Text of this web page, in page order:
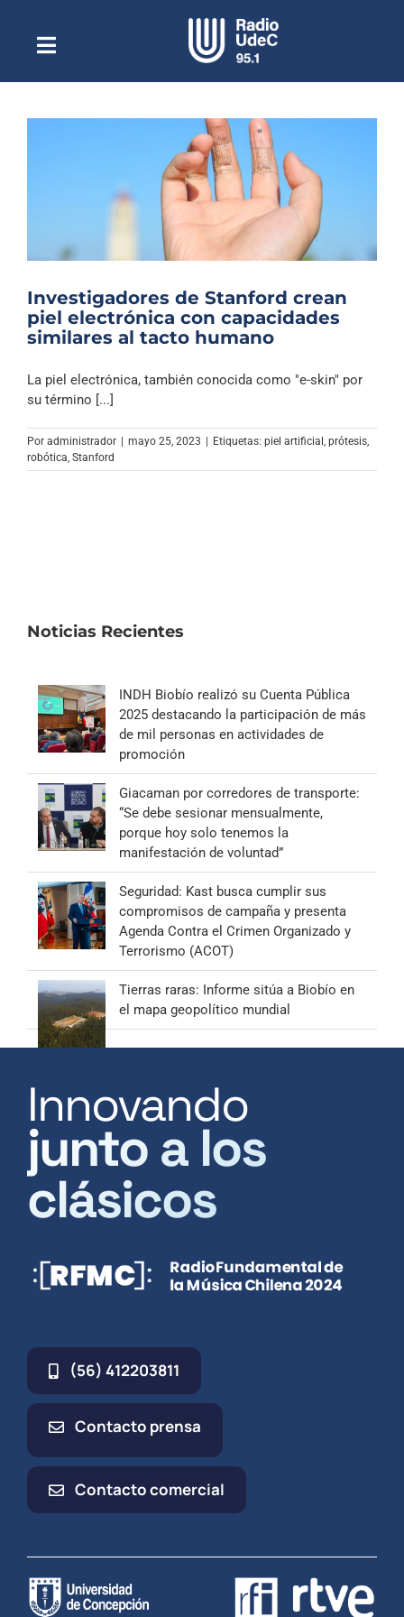
contenidoToggle
NavigationEscuchar Radio UdeC en vivo
Quiénes Somos
Programación
Podcast
Noticias
Columnas
Música Clásica
Especiales
Investigadores de Stanford crean
piel electrónica con capacidades
similares al tacto humano
La piel electrónica, también conocida como "e-skin" por
su término [...]
Por administrador | mayo 25, 2023 | Etiquetas: piel artificial prótesis
robótica Stanford
Noticias Recientes
INDH Biobío realizó su Cuenta Pública
2025 destacando la participación de más
de mil personas en actividades de
promoción
Giacaman por corredores de transporte:
“Se debe sesionar mensualmente,
porque hoy solo tenemos la
manifestación de voluntad”
Seguridad: Kast busca cumplir sus
compromisos de campaña y presenta
Agenda Contra el Crimen Organizado y
Terrorismo (ACOT)
Tierras raras: Informe sitúa a Biobío en
el mapa geopolítico mundial
Innovando
junto a los
clásicos
(56) 412203811
Contacto prensa
Contacto comercial